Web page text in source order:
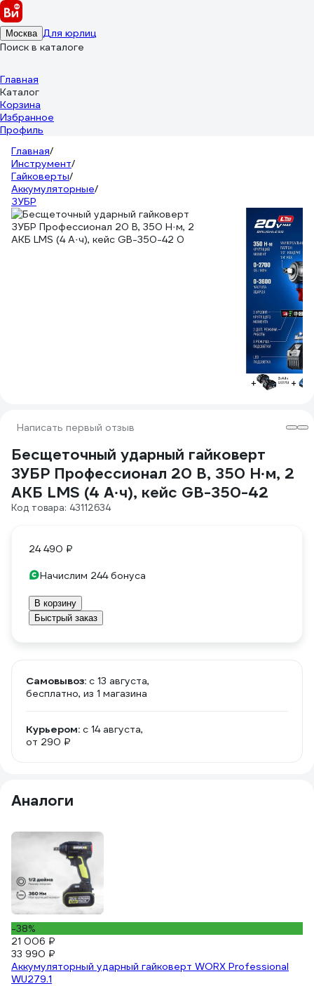
Москва Для юрлиц
Поиск в каталоге
Главная
Каталог
Корзина
Избранное
Профиль
Главная/
Инструмент/
Гайковерты/
Аккумуляторные/
ЗУБР
Написать первый отзыв
Бесщеточный ударный гайковерт
ЗУБР Профессионал 20 В, 350 Н·м, 2
АКБ LMS (4 А·ч), кейс GB-350-42
Код товара: 43112634
24 490 ₽
Начислим 244 бонуса
В корзину
Быстрый заказ
Самовывоз: c 13 августа,
бесплатно, из 1 магазина
Курьером: c 14 августа,
от 290 ₽
Аналоги
-38%
21 006 ₽
33 990 ₽
Аккумуляторный ударный гайковерт WORX Professional
WU279.1